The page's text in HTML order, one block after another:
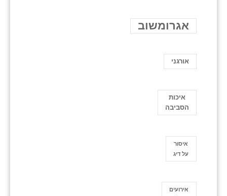
אגרומשוב
אורגני
איכות
הסביבה
איסור
על דיג
אירועים